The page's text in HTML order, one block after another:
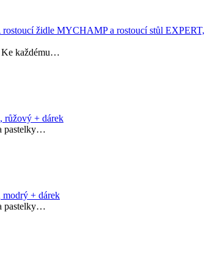
židle MYCHAMP a rostoucí stůl EXPERT,
Ke každému…
růžový + dárek
pastelky…
+ dárek
pastelky…